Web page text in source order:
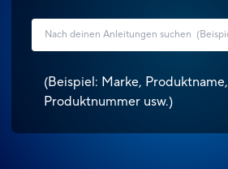
(Beispiel: Marke, Produktname,
Produktnummer usw.)